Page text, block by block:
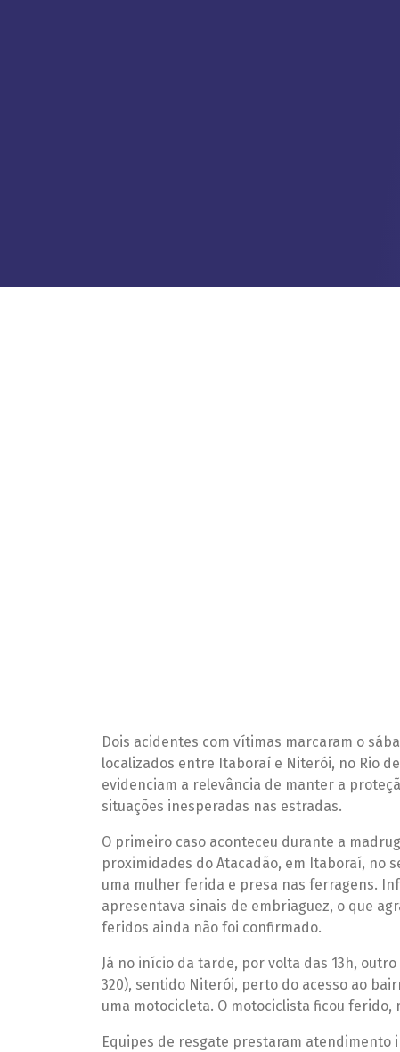
Dois acidentes com vítimas marcaram o
localizados entre Itaboraí e Niterói, no Rio
evidenciam a relevância de manter a
situações inesperadas nas estradas.
O primeiro caso aconteceu durante a
proximidades do Atacadão, em Itaboraí, no
uma mulher ferida e presa nas ferragens.
apresentava sinais de embriaguez, o que
feridos ainda não foi confirmado.
Já no início da tarde, por volta das 13h,
320), sentido Niterói, perto do acesso ao
uma motocicleta. O motociclista ficou
Equipes de resgate prestaram atendimento